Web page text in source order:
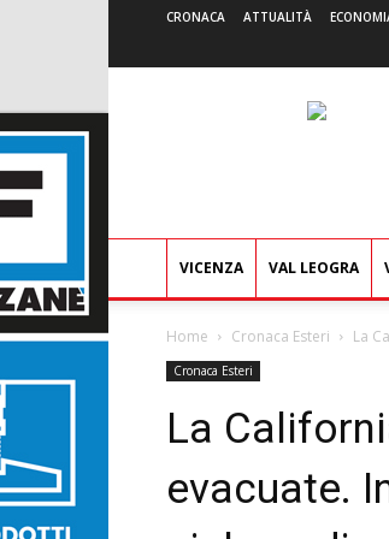
CRONACA ATTUALITÀ
VICENZA VAL LEOGRA
Home Cronaca Esteri La
Cronaca Esteri
La
evacuate.